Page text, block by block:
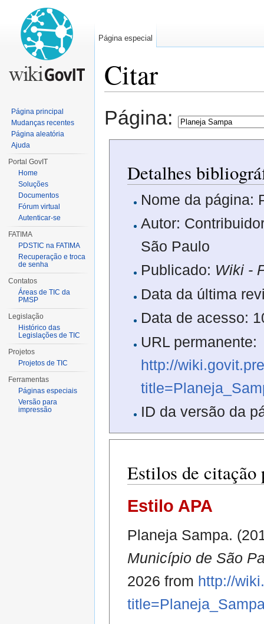
Citar
Página:
Detalhes
Nome da página:
Autor:
São Paulo
Publicado: Wiki -
Data da última
Data de acesso:
URL permanente:
http://
ID da versão da
Estilos de citação
Estilo APA
Planeja Sampa.
Município de São
2026 from http://
Página especial
Página principal
Mudanças recentes
Página aleatória
Ajuda
Portal GovIT
Home
Soluções
Documentos
Fórum virtual
Autenticar-se
FATIMA
PDSTIC na FATIMA
Recuperação e troca
de senha
Contatos
Áreas de TIC da
PMSP
Legislação
Histórico das
Legislações de TIC
Projetos
Projetos de TIC
Ferramentas
Páginas especiais
Versão para
impressão